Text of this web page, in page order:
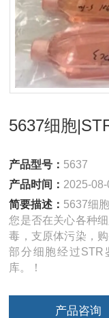
5637细胞
产品型号： 5637
产品时间： 2025-08-
简要描述： 5637细
您是否在关心各种
毒，支原体污染，
部分细胞经过STR
库。！
产品咨询